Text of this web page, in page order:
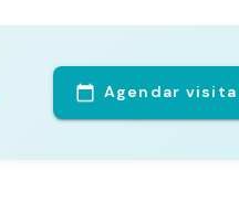
calendar_today Agendar visita